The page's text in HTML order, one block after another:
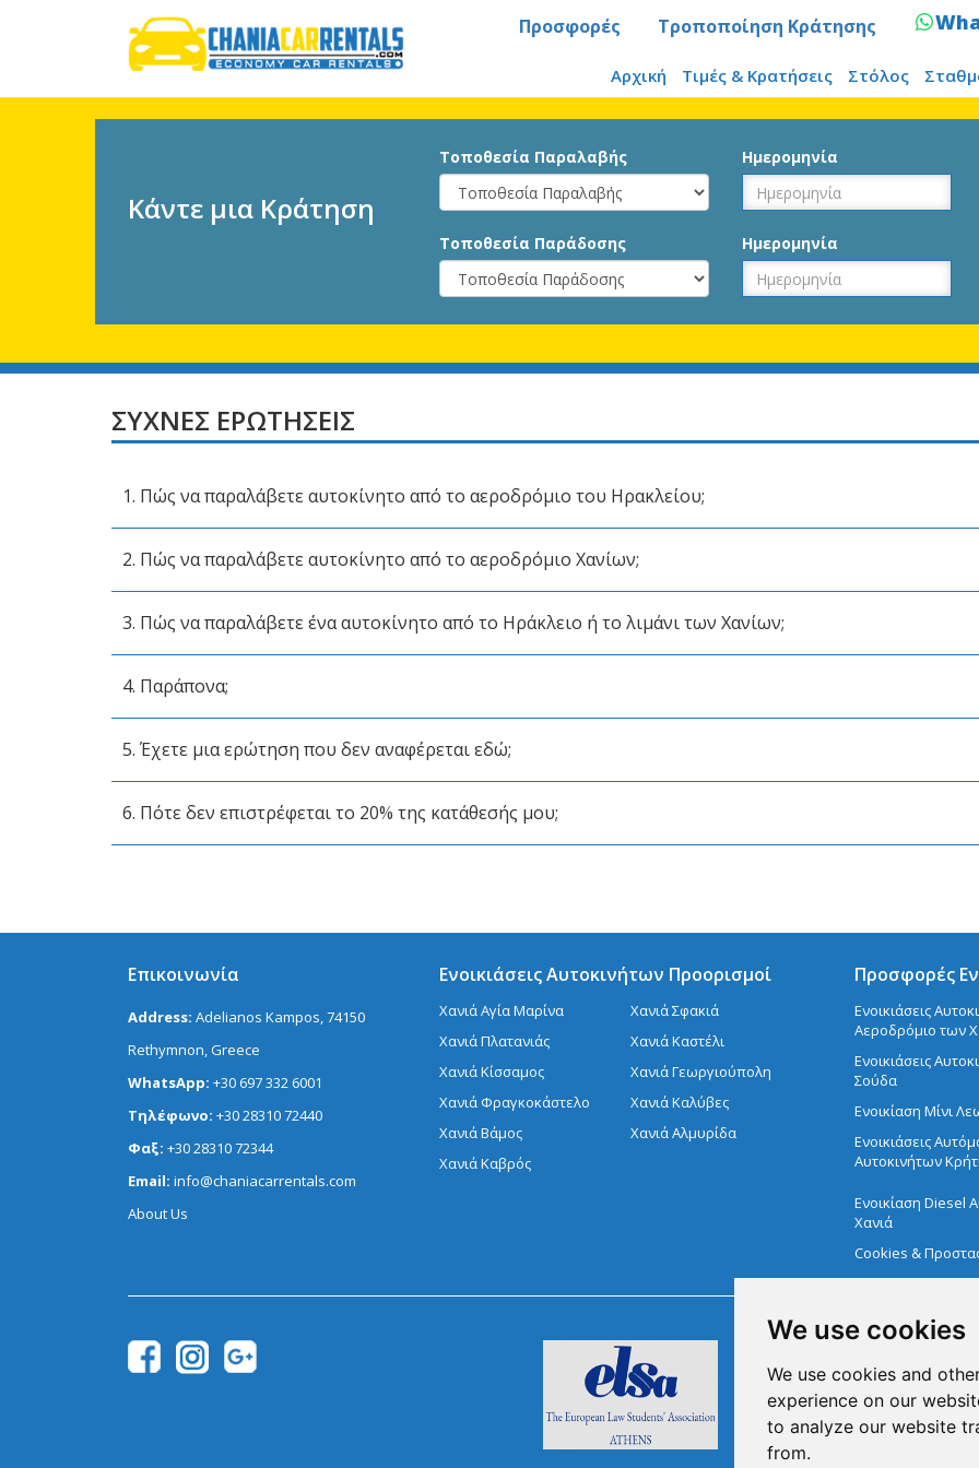
We use cookies
We use cookies and
experience on our
to analyze our website
from.
Προσφορές Τροποποίηση Κράτησης
Αρχική Τιμές & Κρατήσεις Στόλος
Κάντε μια Κράτηση
Τοποθεσία Παραλαβής Ημερομηνία
Τοποθεσία Παράδοσης Ημερομηνία
ΣΥΧΝΕΣ ΕΡΩΤΗΣΕΙΣ
1. Πώς να παραλάβετε αυτοκίνητο από το αεροδρόμιο του Ηρακλείου;
2. Πώς να παραλάβετε αυτοκίνητο από το αεροδρόμιο Χανίων;
3. Πώς να παραλάβετε ένα αυτοκίνητο από το Ηράκλειο ή το λιμάνι των Χανίων;
4. Παράπονα;
5. Έχετε μια ερώτηση που δεν αναφέρεται εδώ;
6. Πότε δεν επιστρέφεται το 20% της κατάθεσής μου;
Επικοινωνία
Address: Adelianos Kampos, 74150
Rethymnon, Greece
WhatsApp: +30 697 332 6001
Τηλέφωνο: +30 28310 72440
Φαξ: +30 28310 72344
Email: info@chaniacarrentals.com
About Us
Ενοικιάσεις Αυτοκινήτων Προορισμοί
Χανιά Αγία Μαρίνα
Χανιά Σφακιά
Χανιά Πλατανιάς
Χανιά Καστέλι
Χανιά Κίσσαμος
Χανιά Γεωργιούπολη
Χανιά Φραγκοκάστελο
Χανιά Καλύβες
Χανιά Βάμος
Χανιά Αλμυρίδα
Χανιά Καβρός
Προσφορές
Ενοικιάσεις
Αεροδρόμιο των
Ενοικιάσεις
Σούδα
Ενοικίαση Μίνι
Ενοικιάσεις
Αυτοκινήτων
Ενοικίαση Diesel
Χανιά
Cookies &
Μέλος του Ελληνικού
Οργανισμού Τουρισμού
1041E00810043900